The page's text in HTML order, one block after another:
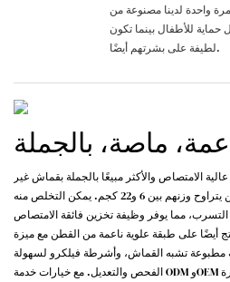
واحدة لدينا مصنوعة من
حماية للأطفال بينما تكون
لطيفة على بشرتهم أيضًا.
ماصة، بالجملة
الامتصاص والأكثر مبيعًا بالجملة بقماش غير
منسوج، ومصممة للأطفال الذين يتراوح وزنهم بين 6 و22 كجم. يمكن التخلص منه
التسرب، مما يوفر وظيفة تخزين فائقة الامتصاص
أيضًا على طبقة علوية ناعمة من القطن مع ميزة
مطبوعة تشبه القماش، وأشرطة فيلكرو لسهولة
الفحص والتعديل. مع خيارات خدمة ODM وOEM المتاحة، فإن هذا المنتج لديه قدرة